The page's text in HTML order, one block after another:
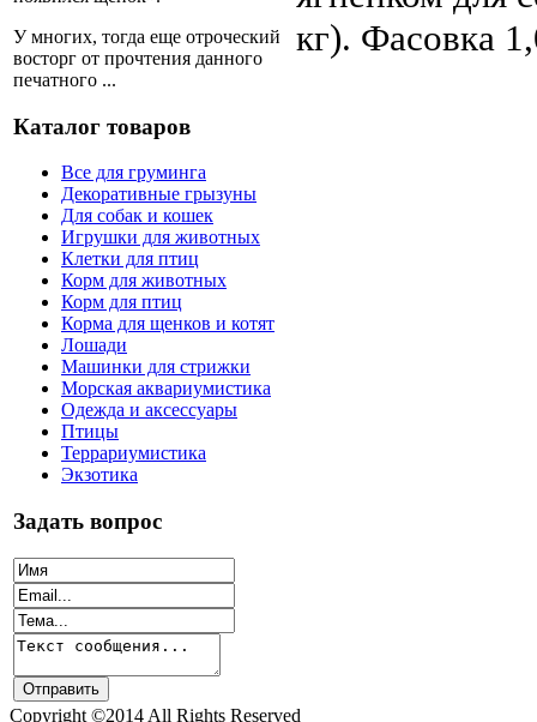
У многих, тогда еще отроческий
восторг от прочтения данного
печатного ...
Каталог товаров
Все для груминга
Декоративные грызуны
Для собак и кошек
Игрушки для животных
Клетки для птиц
Корм для животных
Корм для птиц
Корма для щенков и котят
Лошади
Машинки для стрижки
Морская аквариумистика
Одежда и аксессуары
Птицы
Террариумистика
Экзотика
Задать вопрос
кг). Фасовка
Copyright ©2014 All Rights Reserved